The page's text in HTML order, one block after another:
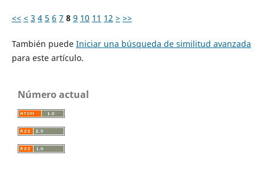
<< < 3 4 5 6 7 8 9 10 11 12 > >>
También puede Iniciar una búsqueda de similitud avanzada
para este artículo.
Número actual